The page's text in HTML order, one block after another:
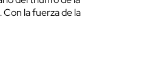
Con la fuerza de la